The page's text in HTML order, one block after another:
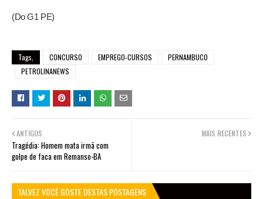
(Do G1 PE)
Tags, CONCURSO EMPREGO-CURSOS
PERNAMBUCO
PETROLINANEWS
MAIS RECENTES
ANTIGOS
Tragédia: Homem mata irmã com
golpe de faca em Remanso-BA
TALVEZ VOCÊ GOSTE DESTAS POSTAGENS